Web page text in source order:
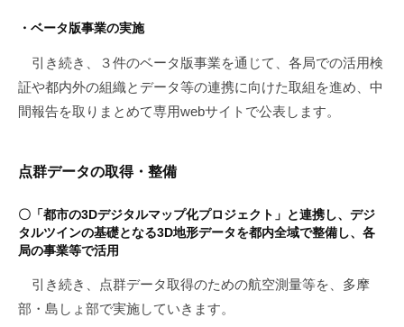
・ベータ版事業の実施
引き続き、３件のベータ版事業を通じて、各局での活用検
証や都内外の組織とデータ等の連携に向けた取組を進め、中
間報告を取りまとめて専用webサイトで公表します。
点群データの取得・整備
〇「都市の3Dデジタルマップ化プロジェクト」と連携し、デジ
タルツインの基礎となる3D地形データを都内全域で整備し、各
局の事業等で活用
引き続き、点群データ取得のための航空測量等を、多摩
部・島しょ部で実施していきます。